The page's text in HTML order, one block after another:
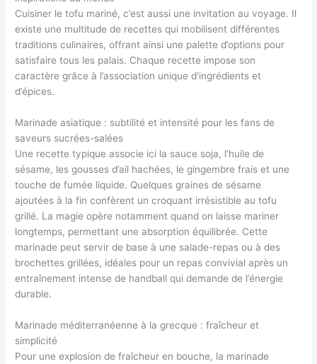
Cuisiner le tofu mariné, c’est aussi une invitation au voyage. Il
existe une multitude de recettes qui mobilisent différentes
traditions culinaires, offrant ainsi une palette d’options pour
satisfaire tous les palais. Chaque recette impose son
caractère grâce à l’association unique d’ingrédients et
d’épices.
Marinade asiatique : subtilité et intensité pour les fans de
saveurs sucrées-salées
Une recette typique associe ici la sauce soja, l’huile de
sésame, les gousses d’ail hachées, le gingembre frais et une
touche de fumée liquide. Quelques graines de sésame
ajoutées à la fin confèrent un croquant irrésistible au tofu
grillé. La magie opère notamment quand on laisse mariner
longtemps, permettant une absorption équilibrée. Cette
marinade peut servir de base à une salade-repas ou à des
brochettes grillées, idéales pour un repas convivial après un
entraînement intense de handball qui demande de l’énergie
durable.
Marinade méditerranéenne à la grecque : fraîcheur et
simplicité
Pour une explosion de fraîcheur en bouche, la marinade